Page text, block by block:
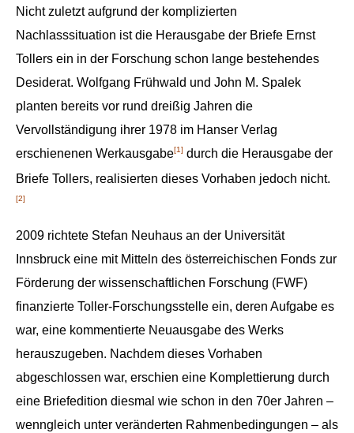
Nicht zuletzt aufgrund der komplizierten
Nachlasssituation ist die Herausgabe der Briefe Ernst
Tollers ein in der Forschung schon lange bestehendes
Desiderat. Wolfgang Frühwald und John M. Spalek
planten bereits vor rund dreißig Jahren die
Vervollständigung ihrer 1978 im Hanser Verlag
erschienenen Werkausgabe[1] durch die Herausgabe der
Briefe Tollers, realisierten dieses Vorhaben jedoch nicht.
[2]
2009 richtete Stefan Neuhaus an der Universität
Innsbruck eine mit Mitteln des österreichischen Fonds zur
Förderung der wissenschaftlichen Forschung (FWF)
finanzierte Toller-Forschungsstelle ein, deren Aufgabe es
war, eine kommentierte Neuausgabe des Werks
herauszugeben. Nachdem dieses Vorhaben
abgeschlossen war, erschien eine Komplettierung durch
eine Briefedition diesmal wie schon in den 70er Jahren –
wenngleich unter veränderten Rahmenbedingungen – als